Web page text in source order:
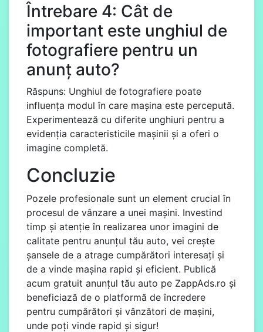
Întrebare 4: Cât de
important este unghiul de
fotografiere pentru un
anunț auto?
Răspuns: Unghiul de fotografiere poate
influența modul în care mașina este percepută.
Experimentează cu diferite unghiuri pentru a
evidenția caracteristicile mașinii și a oferi o
imagine completă.
Concluzie
Pozele profesionale sunt un element crucial în
procesul de vânzare a unei mașini. Investind
timp și atenție în realizarea unor imagini de
calitate pentru anunțul tău auto, vei crește
șansele de a atrage cumpărători interesați și
de a vinde mașina rapid și eficient. Publică
acum gratuit anunțul tău auto pe ZappAds.ro și
beneficiază de o platformă de încredere
pentru cumpărători și vânzători de mașini,
unde poți vinde rapid și sigur!